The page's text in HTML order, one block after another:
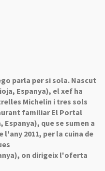
parla per si sola. Nascut
Espanya), el xef ha
Michelin i tres sols
familiar El Portal
Espanya), que se sumen a
2011, per la cuina de
on dirigeix l'oferta